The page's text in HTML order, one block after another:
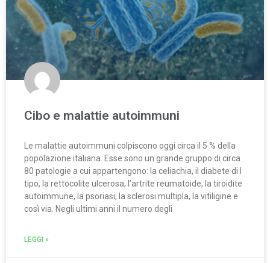
Cibo e malattie autoimmuni
Le malattie autoimmuni colpiscono oggi circa il 5 % della
popolazione italiana. Esse sono un grande gruppo di circa
80 patologie a cui appartengono: la celiachia, il diabete di I
tipo, la rettocolite ulcerosa, l’artrite reumatoide, la tiroidite
autoimmune, la psoriasi, la sclerosi multipla, la vitiligine e
così via. Negli ultimi anni il numero degli
LEGGI »